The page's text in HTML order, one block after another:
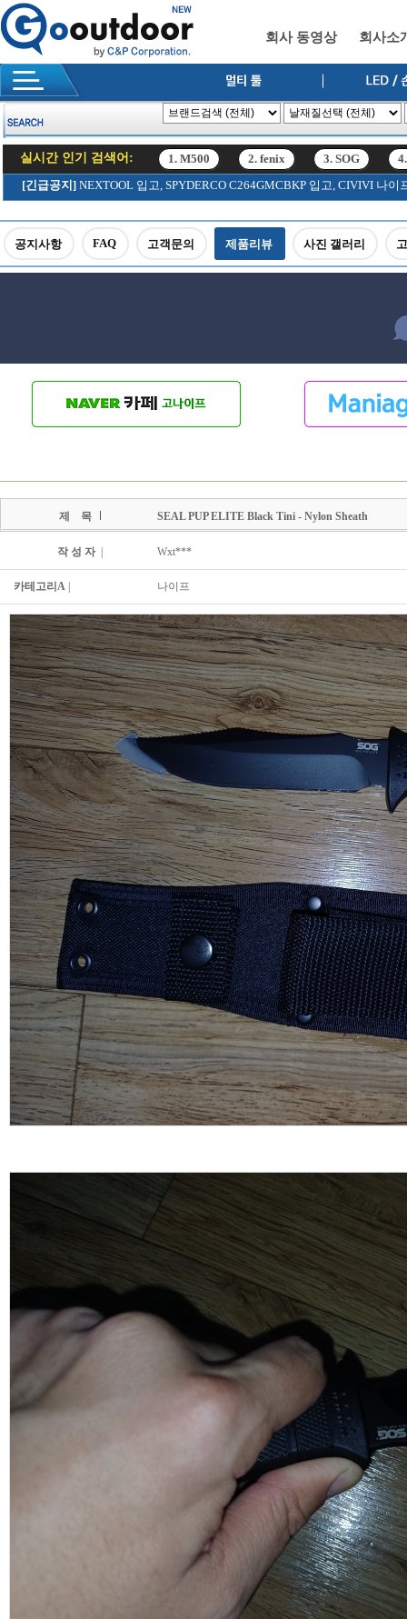
회사 동영상 회사소
실시간 인기 검색어: 1. M500 2. fenix 3. SOG
12. SRK
1. M500 2. fenix 3. SOG
[긴급공지] NEXTOOL 입고, SPYDERCO C264GMCBKP 입고, CIVIVI 나
공지사항 FAQ 고객문의 제품리뷰 사진 갤러리
제 목 SEAL PUP ELITE Black Tini - Nylon Sheath
작 성 자| Wxt***
카테고리A 나이프